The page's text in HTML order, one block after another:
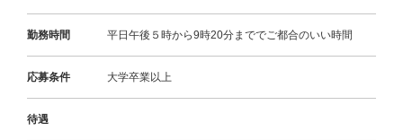
勤務時間 平日午後５時から9時20分まででご都合のいい時間
応募条件 大学卒業以上
待遇